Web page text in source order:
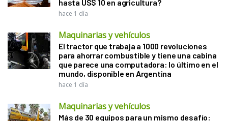
hasta US$ 10 en agricultura?
hace 1 día
Maquinarias y vehículos
El tractor que trabaja a 1000 revoluciones
para ahorrar combustible y tiene una cabina
que parece una computadora: lo último en el
mundo, disponible en Argentina
hace 1 día
Maquinarias y vehículos
Más de 30 equipos para un mismo desafío: